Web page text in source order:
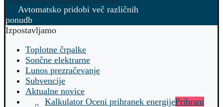
Avtomatsko pridobi več različnih
ponudb
Izpostavljamo
Toplotne črpalke
Sončne elektrarne
Lunos prezračevanje
Subvencije
Aktualne novice
Kalkulator Oceni prihranek energijePrihrani